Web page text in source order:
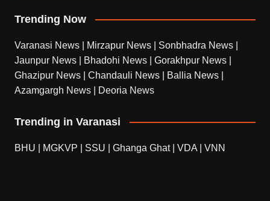
Trending Now
Varanasi News Mirzapur News Sonbhadra News
Jaunpur News
Bhadohi News Gorakhpur News
Ghazipur News
Chandauli News Ballia News
Azamgargh News
Deoria News
Trending in Varanasi
BHU MGKVP SSU Ghanga Ghat| VDA VNN